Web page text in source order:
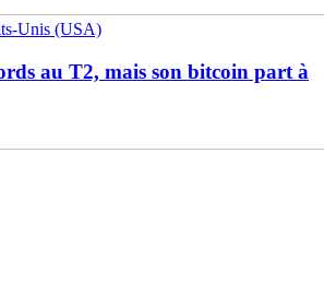
Unis (USA)
au T2, mais son bitcoin part à